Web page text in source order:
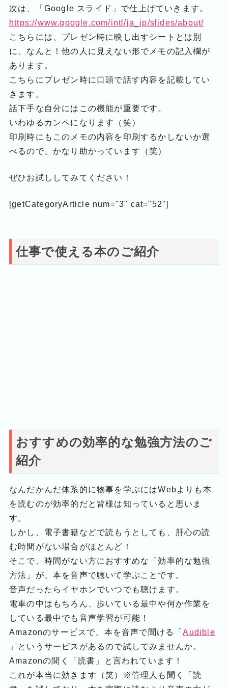
次は、「Google スライド」で仕上げていきます。
https://www.google.com/intl/ja_jp/slides/about/
こちらには、プレゼン時に映し出すシートとは別
に、なんと！他の人に見えない形でメモの記入欄が
あります。
こちらにプレゼン時に口頭で話す内容を記載してい
きます。
話下手な自分にはこの機能が重要です。
いわゆるカンペになります（笑）
印刷時にもこのメモの内容を印刷するかしないか選
べるので、かなり助かっています（笑）
ぜひお試ししてみてください！
[getCategoryArticle num="3" cat="52"]
仕事で使える本のご紹介
おすすめの効率的な勉強方法のご
紹介
なんだかんだ体系的に物事を学ぶにはWebよりも本
を読むのが効率的だと皆様は知っていると思いま
す。
しかし、電子書籍などで読もうとしても、肝心の読
む時間がない場合がほとんど！
そこで、時間がない方におすすめな「効率的な勉強
方法」が、本を音声で聴いて学ぶことです。
音声だったらイヤホンでいつでも聴けます。
電車の中はもちろん、歩いている最中や何か作業を
している最中でも音声学習が可能！
Amazonのサービスで、本を音声で聞ける「Audible
」というサービスがあるので試してみませんか。
Amazonの聞く「読書」と言われています！
これが本当に効きます（笑）※管理人も聞く「読